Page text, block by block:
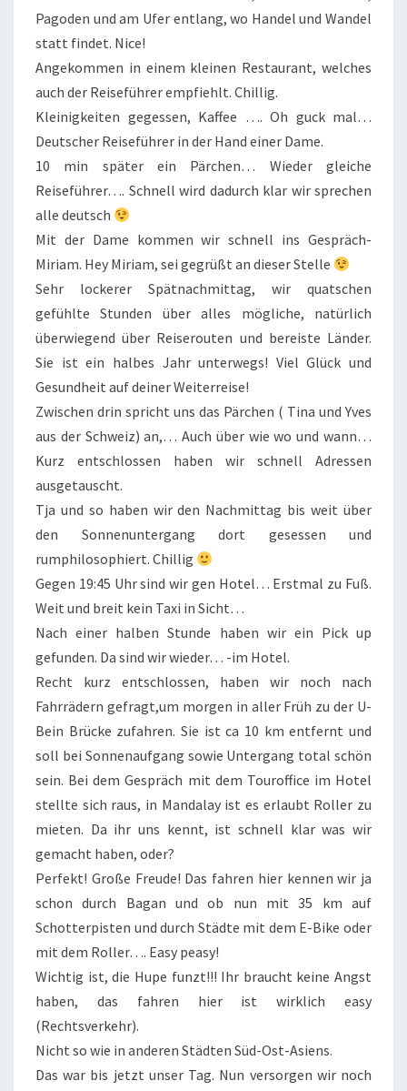
Pagoden und am Ufer entlang, wo Handel und Wandel
statt findet. Nice!
Angekommen in einem kleinen Restaurant, welches
auch der Reiseführer empfiehlt. Chillig.
Kleinigkeiten gegessen, Kaffee …. Oh guck mal…
Deutscher Reiseführer in der Hand einer Dame.
10 min später ein Pärchen… Wieder gleiche
Reiseführer…. Schnell wird dadurch klar wir sprechen
alle deutsch
Mit der Dame kommen wir schnell ins Gespräch-
Miriam. Hey Miriam, sei gegrüßt an dieser Stelle
Sehr lockerer Spätnachmittag, wir quatschen
gefühlte Stunden über alles mögliche, natürlich
überwiegend über Reiserouten und bereiste Länder.
Sie ist ein halbes Jahr unterwegs! Viel Glück und
Gesundheit auf deiner Weiterreise!
Zwischen drin spricht uns das Pärchen ( Tina und Yves
aus der Schweiz) an,… Auch über wie wo und wann…
Kurz entschlossen haben wir schnell Adressen
ausgetauscht.
Tja und so haben wir den Nachmittag bis weit über
den Sonnenuntergang dort gesessen und
rumphilosophiert. Chillig
Gegen 19:45 Uhr sind wir gen Hotel… Erstmal zu Fuß.
Weit und breit kein Taxi in Sicht…
Nach einer halben Stunde haben wir ein Pick up
gefunden. Da sind wir wieder… -im Hotel.
Recht kurz entschlossen, haben wir noch nach
Fahrrädern gefragt,um morgen in aller Früh zu der U-
Bein Brücke zufahren. Sie ist ca 10 km entfernt und
soll bei Sonnenaufgang sowie Untergang total schön
sein. Bei dem Gespräch mit dem Touroffice im Hotel
stellte sich raus, in Mandalay ist es erlaubt Roller zu
mieten. Da ihr uns kennt, ist schnell klar was wir
gemacht haben, oder?
Perfekt! Große Freude! Das fahren hier kennen wir ja
schon durch Bagan und ob nun mit 35 km auf
Schotterpisten und durch Städte mit dem E-Bike oder
mit dem Roller…. Easy peasy!
Wichtig ist, die Hupe funzt!!! Ihr braucht keine Angst
haben, das fahren hier ist wirklich easy
(Rechtsverkehr).
Nicht so wie in anderen Städten Süd-Ost-Asiens.
Das war bis jetzt unser Tag. Nun versorgen wir noch